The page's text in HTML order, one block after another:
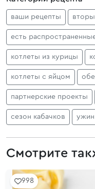
ваши рецепты
есть
котлеты из курицы
котлеты с яйцом
партнерские проекты
сезон кабачков ужин
Смотрите
998